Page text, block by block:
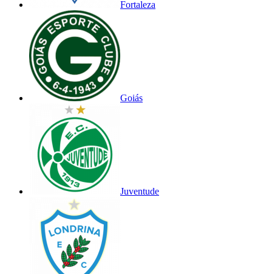
Fortaleza
Goiás
Juventude